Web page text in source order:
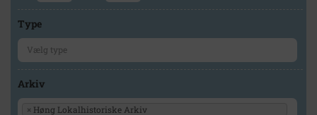
Type
Arkiv
× Høng Lokalhistoriske Arkiv